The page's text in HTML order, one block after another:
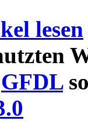
lesen
GFDL